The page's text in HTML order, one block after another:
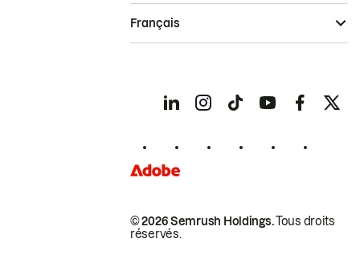
© 2026 Semrush Holdings.Tous droits
réservés.
Français